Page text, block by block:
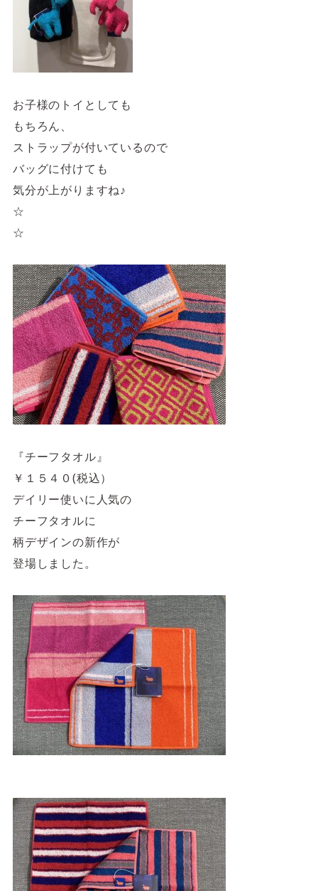
お子様のトイとしても
もちろん、
ストラップが付いているので
バッグに付けても
気分が上がりますね♪
☆
☆
『チーフタオル』
￥１５４０(税込）
デイリー使いに人気の
チーフタオルに
柄デザインの新作が
登場しました。